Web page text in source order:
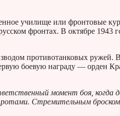
училище или фронтовые
фронтах. В октябре 1943
противотанковых ружей.
боевую награду — орден
момент боя, когда
ротами. Стремительным броском